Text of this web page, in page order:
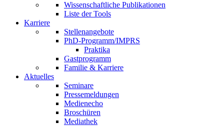
Wissenschaftliche Publikationen
Liste der Tools
Karriere
Stellenangebote
PhD-Programm/IMPRS
Praktika
Gastprogramm
Familie & Karriere
Aktuelles
Seminare
Pressemeldungen
Medienecho
Broschüren
Mediathek